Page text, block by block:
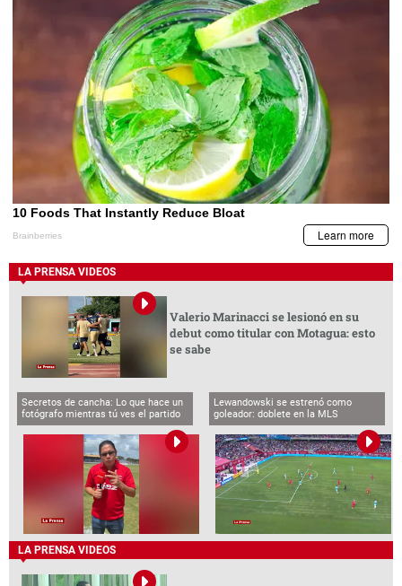
LA PRENSA VIDEOS
Valerio Marinacci se lesionó en su
debut como titular con Motagua: esto
se sabe
Secretos de cancha: Lo que hace un
fotógrafo mientras tú ves el partido
Lewandowski se estrenó como
goleador: doblete en la MLS
LA PRENSA VIDEOS